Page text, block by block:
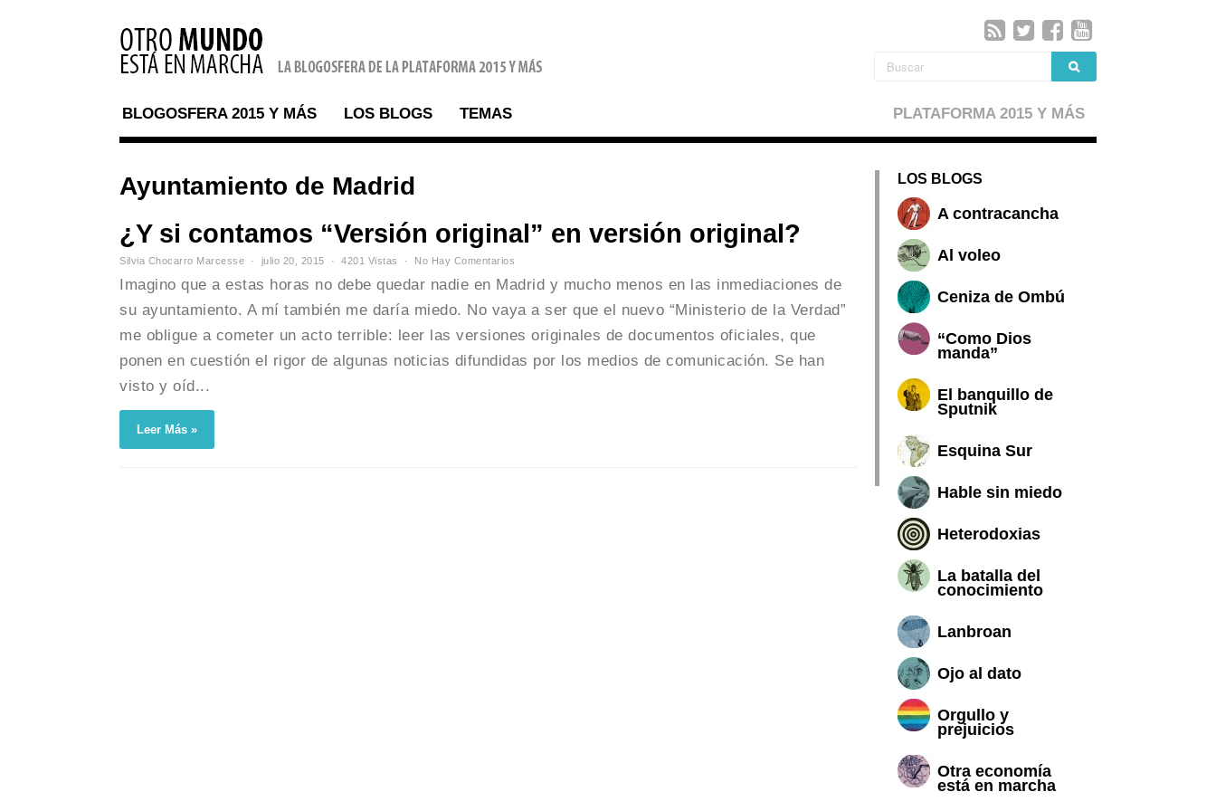
BLOGOSFERA 2015 Y MÁS LOS BLOGS TEMAS PLATAFORMA 2015 Y MÁS
Ayuntamiento de Madrid
¿Y si contamos “Versión original” en versión original?
Silvia Chocarro Marcesse julio 20, 2015 4201 Vistas No Hay Comentarios
Imagino que a estas horas no debe quedar nadie en Madrid y mucho menos en las inmediaciones de
su ayuntamiento. A mí también me daría miedo. No vaya a ser que el nuevo “Ministerio de la Verdad”
me obligue a cometer un acto terrible: leer las versiones originales de documentos oficiales, que
ponen en cuestión el rigor de algunas noticias difundidas por los medios de comunicación. Se han
visto y oíd...
Leer Más »
LOS BLOGS
A contracancha
Al voleo
Ceniza de Ombú
“Como Dios
manda”
El banquillo de
Sputnik
Esquina Sur
Hable sin miedo
Heterodoxias
La batalla del
conocimiento
Lanbroan
Ojo al dato
Orgullo y
prejuicios
Otra economía
está en marcha